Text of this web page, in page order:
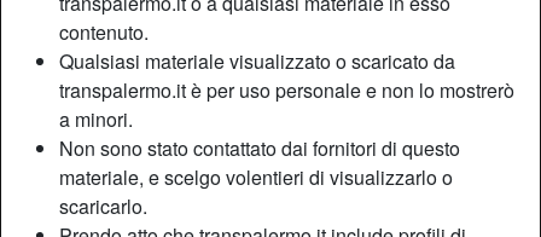
contenuto.
Qualsiasi materiale visualizzato o scaricato da
transpalermo.it è per uso personale e non lo mostrerò
a minori.
Non sono stato contattato dai fornitori di questo
materiale, e scelgo volentieri di visualizzarlo o
scaricarlo.
Nickname:
Corridrice
Età:
34
Paese:
Provincia:
Enna
Sesso:
Shemale
Sessualità: